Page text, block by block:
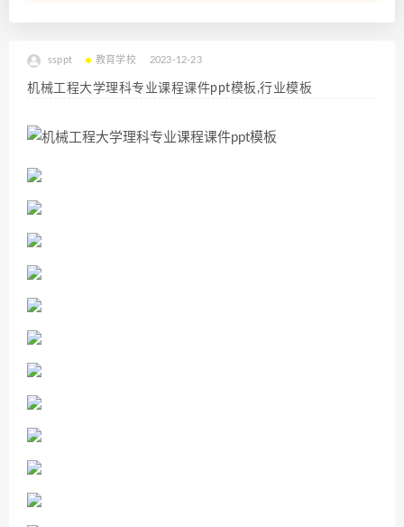
ssppt 教育学校 2023-12-23
机械工程大学理科专业课程课件ppt模板,行业模板